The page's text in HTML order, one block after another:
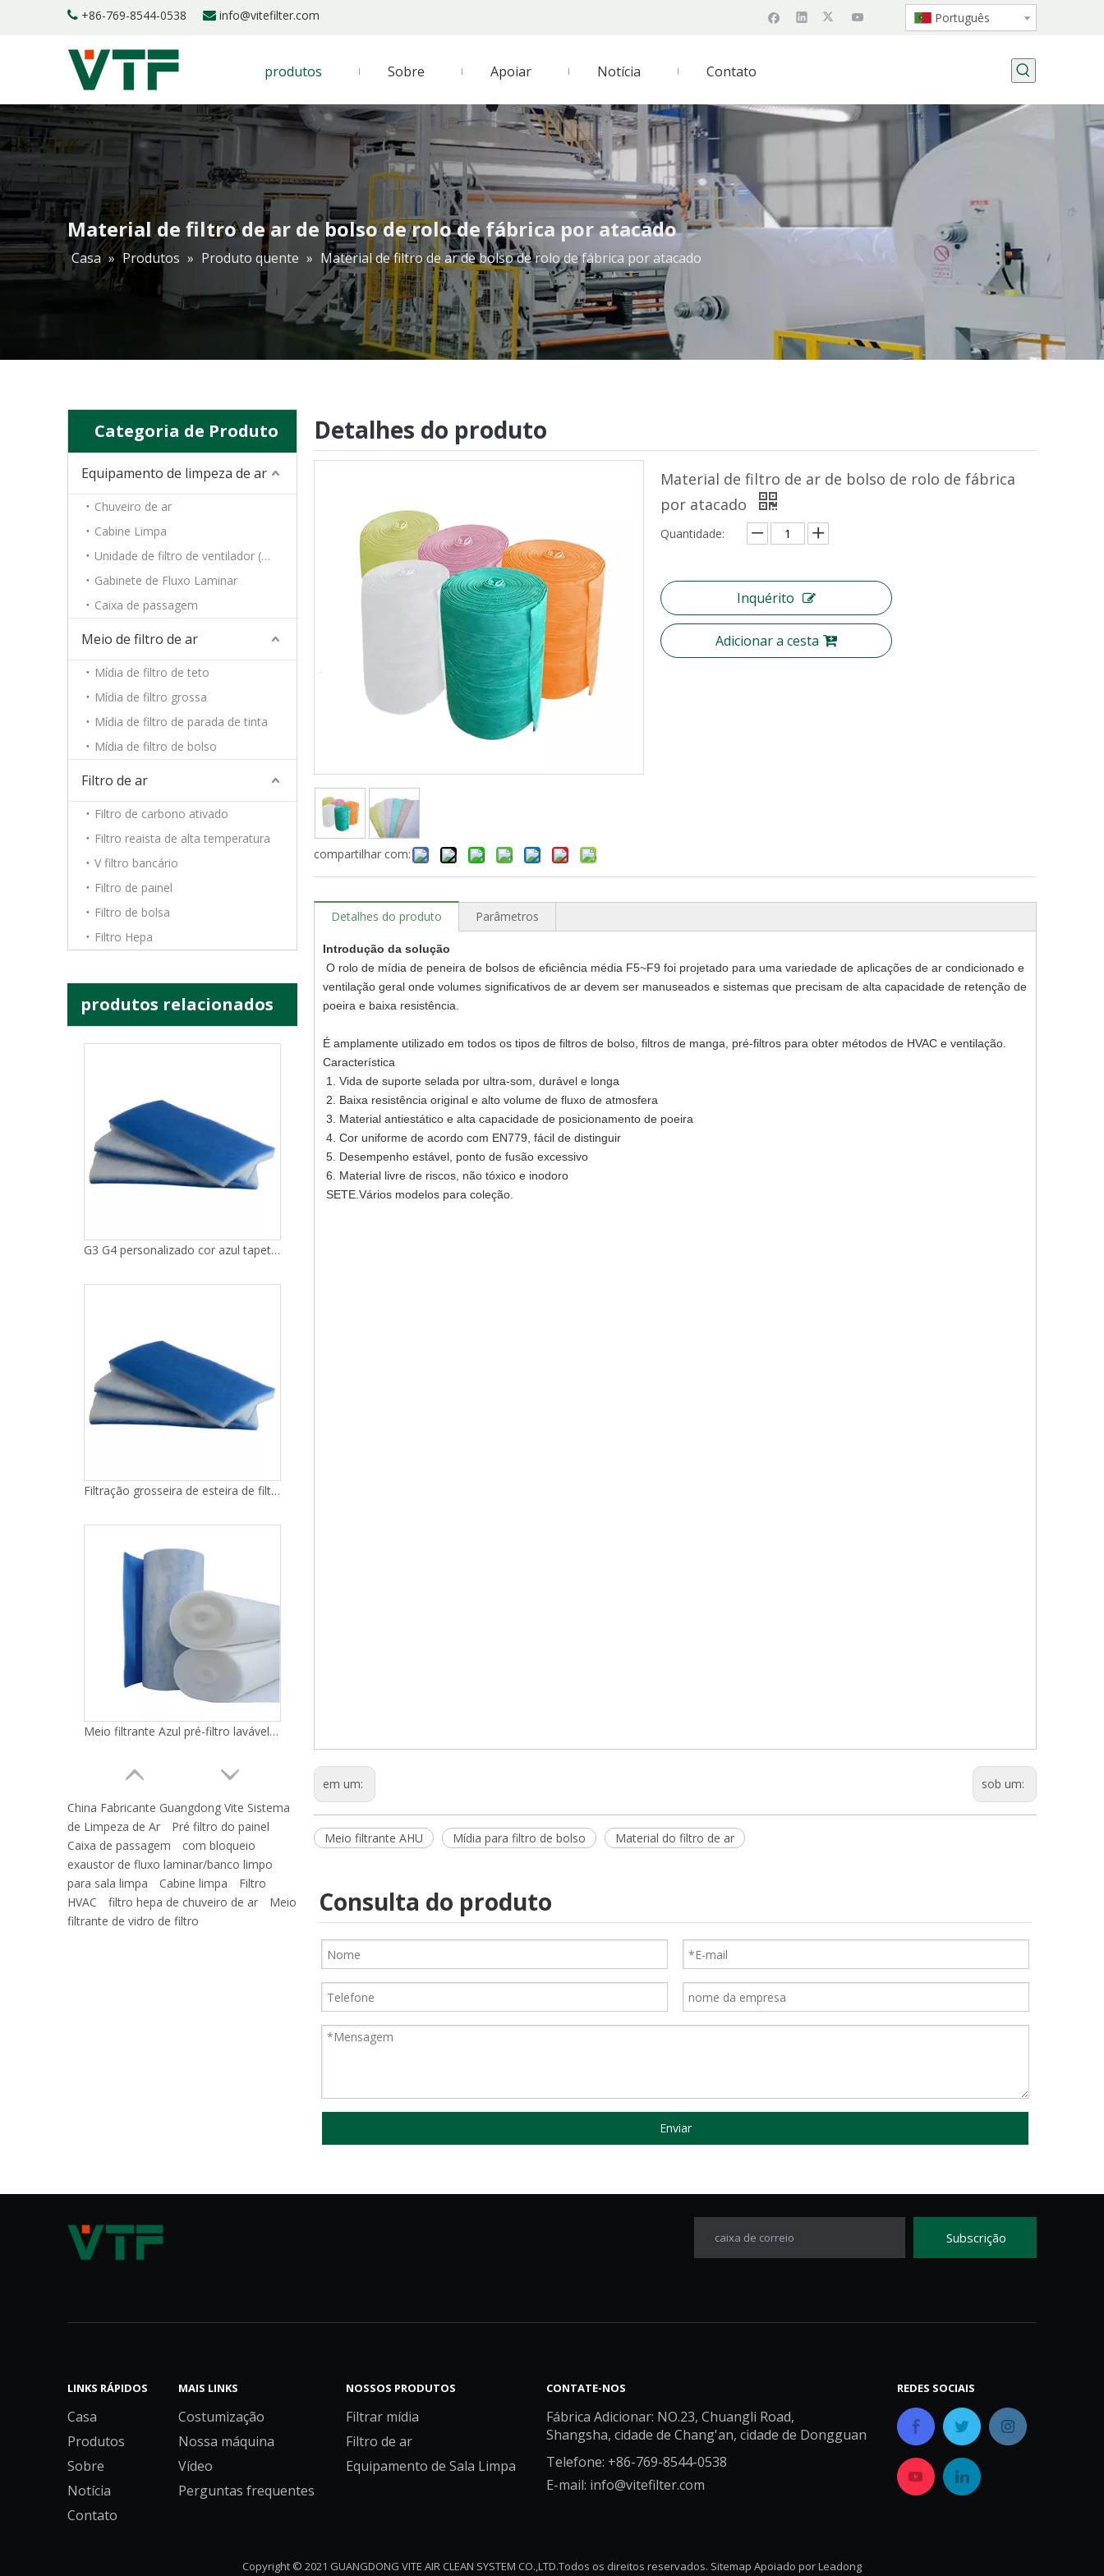
 +86-769-8544-0538  info@vitefilter.com Português
produtos Sobre Apoiar Notícia Contato
Material de filtro de ar de bolso de rolo de fábrica por atacado
Casa » Produtos » Produto quente » Material de filtro de ar de bolso de rolo de fábrica por atacado
Categoria de Produto
Equipamento de limpeza de ar
Chuveiro de ar
Cabine Limpa
Unidade de filtro de ventilador (FFU)
Gabinete de Fluxo Laminar
Caixa de passagem
Meio de filtro de ar
Mídia de filtro de teto
Mídia de filtro grossa
Mídia de filtro de parada de tinta
Mídia de filtro de bolso
Filtro de ar
Filtro de carbono ativado
Filtro reaista de alta temperatura
V filtro bancário
Filtro de painel
Filtro de bolsa
Filtro Hepa
produtos relacionados
Papel de filtro de fibra de vidro HEPA 0,3 mícrons Filtro de papel Hepa plissado Filtro Hepa 99,99%
G3 G4 personalizado cor azul tapetes de filtro de algodão material de filtro de ar primário de mídia
Filtração grosseira de esteira de filtro azul de alta resistência
Meio filtrante Azul pré-filtro lavável Filtro grosseiro
China Fabricante Guangdong Vite Sistema
de Limpeza de Ar
Pré filtro do painel
Caixa de passagem
com bloqueio
exaustor de fluxo laminar/banco limpo
para sala limpa
Cabine limpa
Filtro
HVAC
filtro hepa de chuveiro de ar
Meio
filtrante de vidro de filtro
Detalhes do produto
compartilhar com:
Material de filtro de ar de bolso de rolo de fábrica
por atacado
Quantidade:
Inquérito
Adicionar a cesta
Detalhes do produto Parâmetros
Introdução da solução
O rolo de mídia de peneira de bolsos de eficiência média F5~F9 foi projetado para uma variedade de aplicações de ar condicionado e
ventilação geral onde volumes significativos de ar devem ser manuseados e sistemas que precisam de alta capacidade de retenção de
poeira e baixa resistência.
É amplamente utilizado em todos os tipos de filtros de bolso, filtros de manga, pré-filtros para obter métodos de HVAC e ventilação.
Característica
1. Vida de suporte selada por ultra-som, durável e longa
2. Baixa resistência original e alto volume de fluxo de atmosfera
3. Material antiestático e alta capacidade de posicionamento de poeira
4. Cor uniforme de acordo com EN779, fácil de distinguir
5. Desempenho estável, ponto de fusão excessivo
6. Material livre de riscos, não tóxico e inodoro
SETE.Vários modelos para coleção.
em um: sob um:
Meio filtrante AHU Mídia para filtro de bolso Material do filtro de ar
Consulta do produto
Enviar
caixa de correio Subscrição
LINKS RÁPIDOS
Casa
Produtos
Sobre
Notícia
Contato
MAIS LINKS
Costumização
Nossa máquina
Vídeo
Perguntas frequentes
NOSSOS PRODUTOS
Filtrar mídia
Filtro de ar
Equipamento de Sala Limpa
CONTATE-NOS
Fábrica Adicionar: NO.23, Chuangli Road,
Shangsha, cidade de Chang'an, cidade de Dongguan
Telefone: +86-769-8544-0538
E-mail: info@vitefilter.com
REDES SOCIAIS
Copyright © 2021 GUANGDONG VITE AIR CLEAN SYSTEM CO.,LTD.Todos os direitos reservados. Sitemap Apoiado porLeadong